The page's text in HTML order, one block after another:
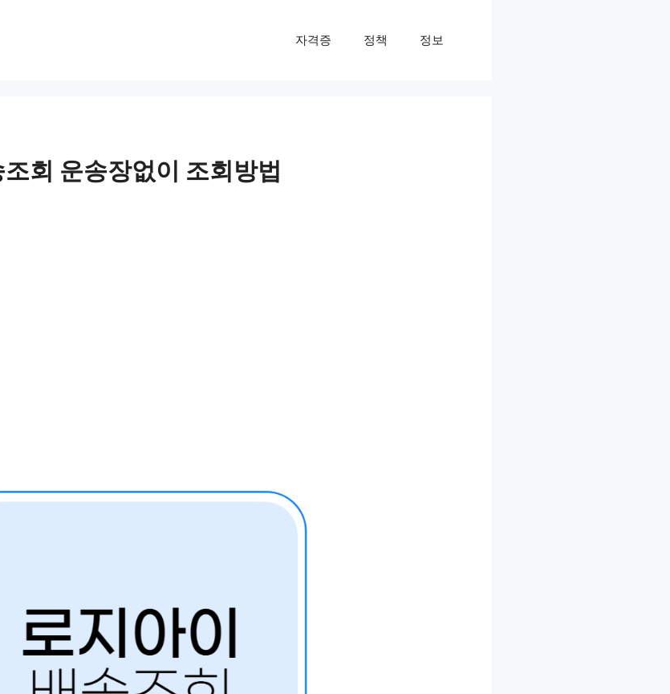
자격증 정책 정보
회 운송장없이 조회방법